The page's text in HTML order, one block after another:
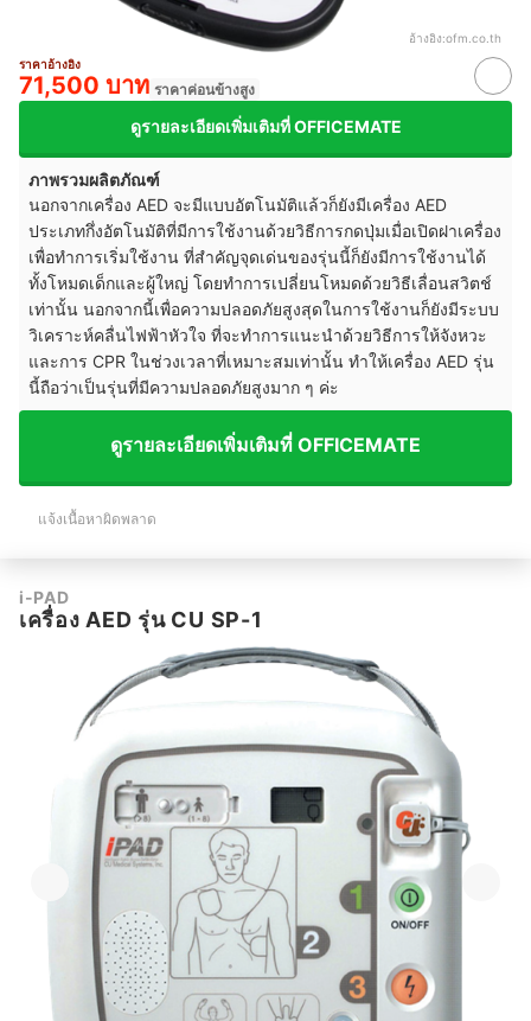
อ้างอิง:ofm.co.th
ราคาอ้างอิง
71,500 บาท ราคาค่อนข้างสูง
ดูรายละเอียดเพิ่มเติมที่ OFFICEMATE
ภาพรวมผลิตภัณฑ์
นอกจากเครื่อง AED จะมีแบบอัตโนมัติแล้วก็ยังมีเครื่อง AED
ประเภทกึ่งอัตโนมัติที่มีการใช้งานด้วยวิธีการกดปุ่มเมื่อเปิดฝาเครื่อง
เพื่อทำการเริ่มใช้งาน ที่สำคัญจุดเด่นของรุ่นนี้ก็ยังมีการใช้งานได้
ทั้งโหมดเด็กและผู้ใหญ่ โดยทำการเปลี่ยนโหมดด้วยวิธีเลื่อนสวิตช์
เท่านั้น นอกจากนี้เพื่อความปลอดภัยสูงสุดในการใช้งานก็ยังมีระบบ
วิเคราะห์คลื่นไฟฟ้าหัวใจ ที่จะทำการแนะนำด้วยวิธีการให้จังหวะ
และการ CPR ในช่วงเวลาที่เหมาะสมเท่านั้น ทำให้เครื่อง AED รุ่น
นี้ถือว่าเป็นรุ่นที่มีความปลอดภัยสูงมาก ๆ ค่ะ
ดูรายละเอียดเพิ่มเติมที่ OFFICEMATE
แจ้งเนื้อหาผิดพลาด
i-PAD
เครื่อง AED รุ่น CU SP-1